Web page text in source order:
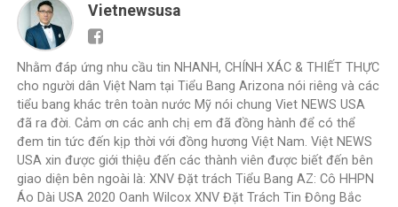
Vietnewsusa
Nhằm đáp ứng nhu cầu tin NHANH, CHÍNH XÁC & THIẾT THỰC
cho người dân Việt Nam tại Tiểu Bang Arizona nói riêng và các
tiểu bang khác trên toàn nước Mỹ nói chung Viet NEWS USA
đã ra đời. Cảm ơn các anh chị em đã đồng hành để có thể
đem tin tức đến kịp thời với đồng hương Việt Nam. Việt NEWS
USA xin được giới thiệu đến các thành viên được biết đến bên
giao diện bên ngoài là: XNV Đặt trách Tiểu Bang AZ: Cô HHPN
Áo Dài USA 2020 Oanh Wilcox XNV Đặt Trách Tin Đông Bắc